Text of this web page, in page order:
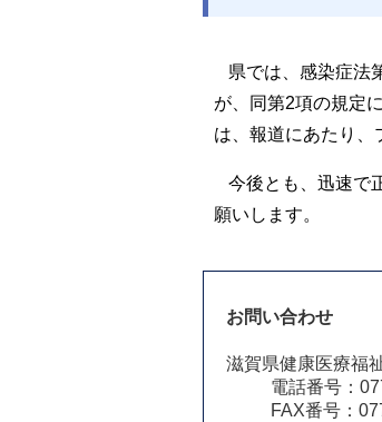
県では、感染症法
が、同第2項の規定
は、報道にあたり、
今後とも、迅速で
願いします。
お問い合わせ
滋賀県健康医療福
電話番号：
FAX番号：